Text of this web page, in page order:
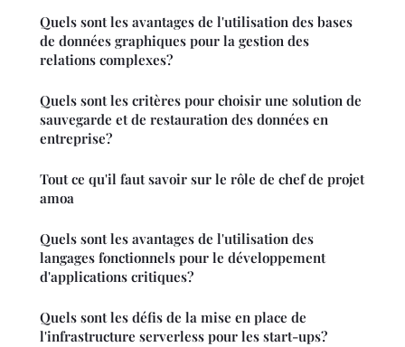
Quels sont les avantages de l'utilisation des bases
de données graphiques pour la gestion des
relations complexes?
Quels sont les critères pour choisir une solution de
sauvegarde et de restauration des données en
entreprise?
Tout ce qu'il faut savoir sur le rôle de chef de projet
amoa
Quels sont les avantages de l'utilisation des
langages fonctionnels pour le développement
d'applications critiques?
Quels sont les défis de la mise en place de
l'infrastructure serverless pour les start-ups?